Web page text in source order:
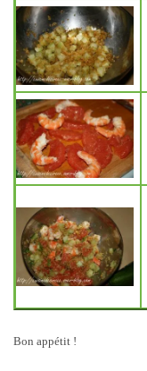
Bon appétit !